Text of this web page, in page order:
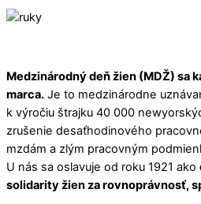
Medzinárodný deň žien (MDŽ) sa
marca. Je to medzinárodne
k výročiu štrajku 40 000
zrušenie desaťhodinového
mzdám a zlým pracovným
U nás sa oslavuje od roku 1921 ako
solidarity žien za rovnoprávnosť,